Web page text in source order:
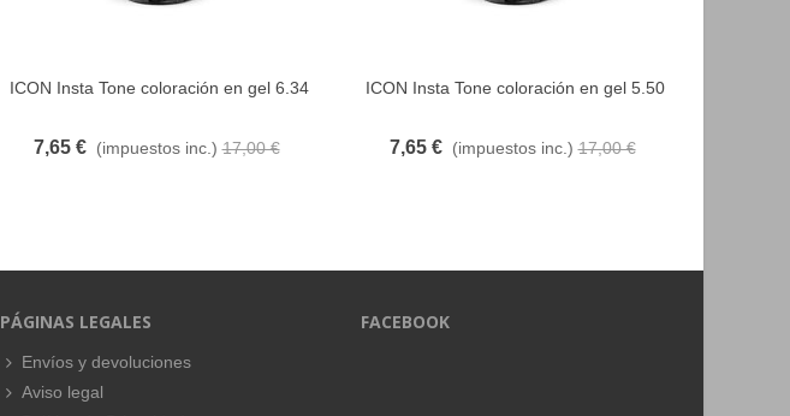
FAVORITO
ICON Insta Tone coloración en gel 6.34
7,65 € (impuestos inc.) 17,00 €
FAVORITO
ICON Insta Tone coloración en gel 5.50
7,65 € (impuestos inc.) 17,00 €
PÁGINAS LEGALES
Envíos y devoluciones
Aviso legal
FACEBOOK